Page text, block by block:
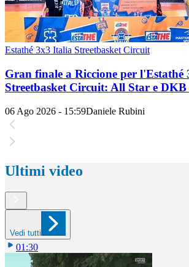
Estathé 3x3 Italia Streetbasket Circuit
Gran finale a Riccione per l'Estathé
Streetbasket Circuit: All Star e
06 Ago 2026 - 15:59Daniele Rubini
Ultimi video
Vedi tutti
01:30